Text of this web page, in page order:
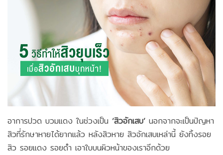
อาการปวด บวมแดง ในช่วงเป็น ‘สิวอักเสบ’ นอกจากจะเป็นปัญหา
สิวที่รักษาหายได้ยากแล้ว หลังสิวหาย สิวอักเสบเหล่านี้ ยังทิ้งรอย
สิว รอยแดง รอยดำ เอาใบบนผิวหน้าของเราอีกด้วย